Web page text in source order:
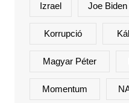
Izrael Joe Biden
Korrupció
Magyar Péter
Momentum